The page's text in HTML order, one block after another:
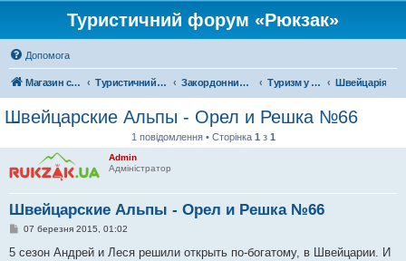
Туристичний форум «Рюкзак»
Допомога
Магазин спорядження Туристичний форум «Рюкзак» Закордонний туризм Туризм у Європі Швейцарія
Швейцарские Альпы - Орел и Решка №66
1 повідомлення • Сторінка 1 з 1
Admin
Адміністратор
Швейцарские Альпы - Орел и Решка №66
П
в
07 березня 2015, 01:02
5 сезон Андрей и Леся решили открыть по-богатому, в Швейцарии. И